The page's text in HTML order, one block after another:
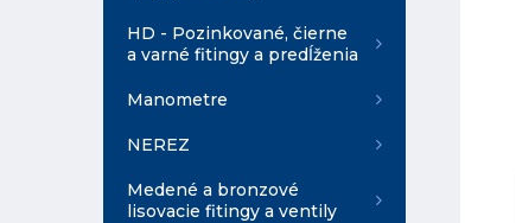
HD - Pozinkované, čierne
a varné fitingy a predĺženia
Manometre
NEREZ
Medené a bronzové
lisovacie fitingy a ventily